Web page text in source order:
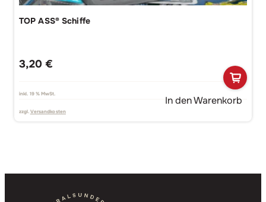
TOP ASS® Schiffe
3,20 €
inkl. 19 % MwSt.
zzgl. Versandkosten
In den Warenkorb